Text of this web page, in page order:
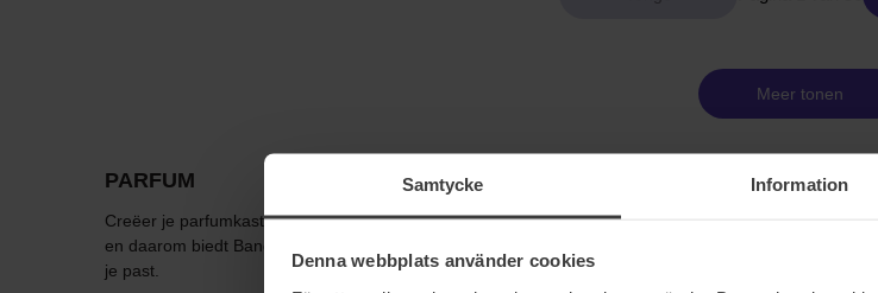
Samtycke Information
Denna webbplats använder cookies
Meer tonen
PARFUM
Creëer je parfumkast met ons bij Bangerhead Hoe je ruikt is iets dat zeer persoonlijk is en
en daarom biedt Bangerhead een breed scala aan parfums en geuren van hoge kwaliteit van
je past.